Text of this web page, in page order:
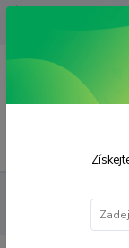
OPAVA 733537099/
734541648/
PRO STROJE